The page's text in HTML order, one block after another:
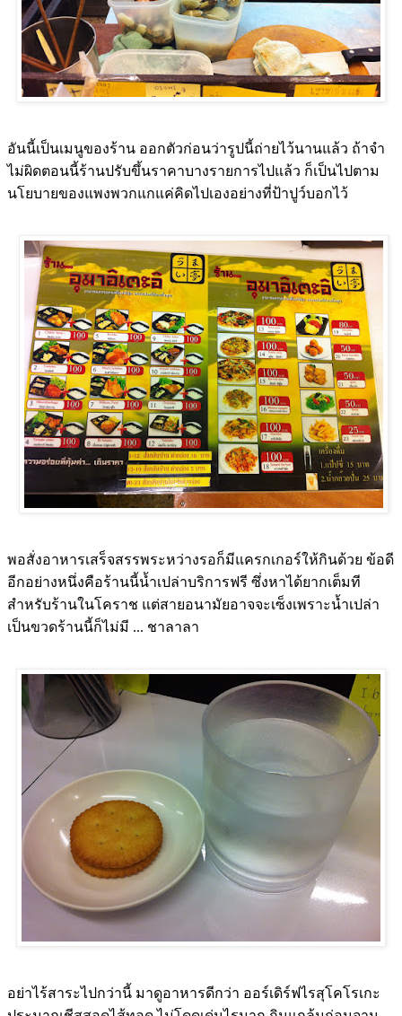
อันนี้เป็นเมนูของร้าน ออกตัวก่อนว่ารูปนี้ถ่ายไว้นานแล้ว ถ้าจำ
ไม่ผิดตอนนี้ร้านปรับขึ้นราคาบางรายการไปแล้ว ก็เป็นไปตาม
นโยบายของแพงพวกแกแค่คิดไปเองอย่างที่ป้าปูว์บอกไว้
พอสั่งอาหารเสร็จสรรพระหว่างรอก็มีแครกเกอร์ให้กินด้วย ข้อดี
อีกอย่างหนึ่งคือร้านนี้น้ำเปล่าบริการฟรี ซึ่งหาได้ยากเต็มที
สำหรับร้านในโคราช แต่สายอนามัยอาจจะเซ็งเพราะน้ำเปล่า
เป็นขวดร้านนี้ก็ไม่มี ... ชาลาลา
อย่าไร้สาระไปกว่านี้ มาดูอาหารดีกว่า ออร์เดิร์ฟไรสุโคโรเกะ